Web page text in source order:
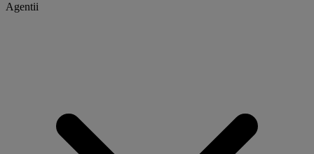
Agentii